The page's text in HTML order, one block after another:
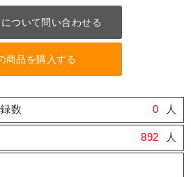
ついて問い合わせる
商品を購入する
数 0 人
892 人